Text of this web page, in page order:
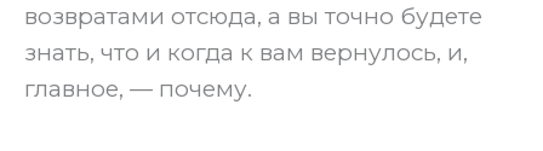
возвратами отсюда, а вы точно будете
знать, что и когда к вам вернулось, и,
главное, — почему.